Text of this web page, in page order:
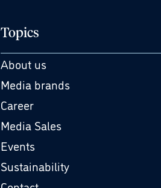
Topics
About us
Media brands
Career
Media Sales
Events
Sustainability